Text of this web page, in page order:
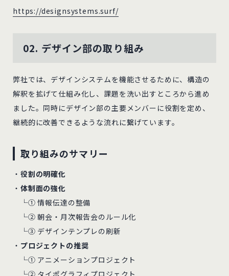
https://designsystems.surf/
02. デザイン部の取り組み
弊社では、デザインシステムを機能させるために、構造の
解釈を拡げて仕組み化し、課題を洗い出すところから進め
ました。同時にデザイン部の主要メンバーに役割を定め、
継続的に改善できるような流れに繋げています。
取り組みのサマリー
・ 役割の明確化
・ 体制面の強化
└① 情報伝達の整備
└② 朝会・月次報告会のルール化
└③ デザインテンプレの刷新
・ プロジェクトの推奨
└① アニメーションプロジェクト
└② タイポグラフィプロジェクト